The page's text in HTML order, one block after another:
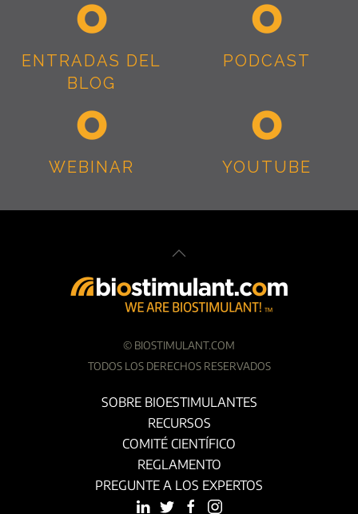
ENTRADAS DEL
BLOG
PODCAST
WEBINAR YOUTUBE
© BIOSTIMULANT.COM
TODOS LOS DERECHOS RESERVADOS
SOBRE BIOESTIMULANTES
RECURSOS
COMITÉ CIENTÍFICO
REGLAMENTO
PREGUNTE A LOS EXPERTOS